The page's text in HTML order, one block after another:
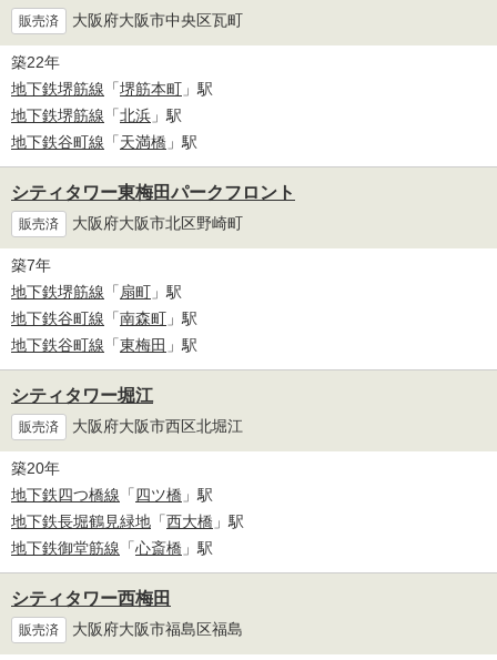
販売済 大阪府大阪市中央区瓦町
築22年
地下鉄堺筋線 「堺筋本町 」駅
地下鉄堺筋線 「北浜 」駅
地下鉄谷町線 「天満橋 」駅
シティタワー東梅田パークフロント
販売済 大阪府大阪市北区野崎町
築7年
地下鉄堺筋線 「 扇町 」駅
地下鉄谷町線 「南森町 」駅
地下鉄谷町線 「東梅田 」駅
シティタワー堀江
販売済 大阪府大阪市西区北堀江
築20年
地下鉄四つ橋線 「四ツ橋 」駅
地下鉄長堀鶴見緑地 「西大橋 」駅
地下鉄御堂筋線 「心斎橋 」駅
シティタワー西梅田
販売済 大阪府大阪市福島区福島